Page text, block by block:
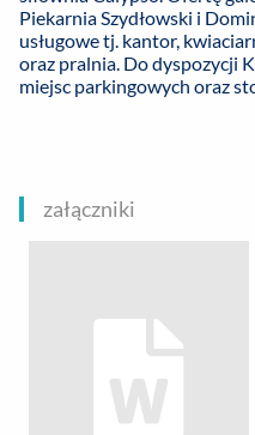
Piekarnia Szydłowski i
usługowe tj. kantor,
oraz pralnia. Do dyspozycji
miejsc parkingowych oraz
załączniki